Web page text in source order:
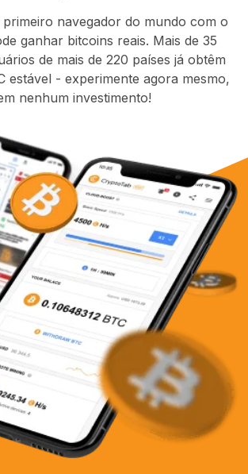
navegador do mundo com o
ganhar bitcoins reais. Mais de 35
de mais de 220 países já obtêm
estável - experimente agora mesmo,
nenhum investimento!